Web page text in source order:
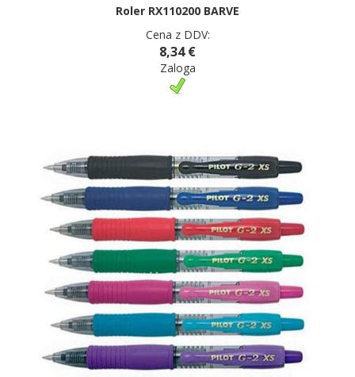
Roler RX110200 BARVE
Cena z DDV:
8,34 €
Zaloga